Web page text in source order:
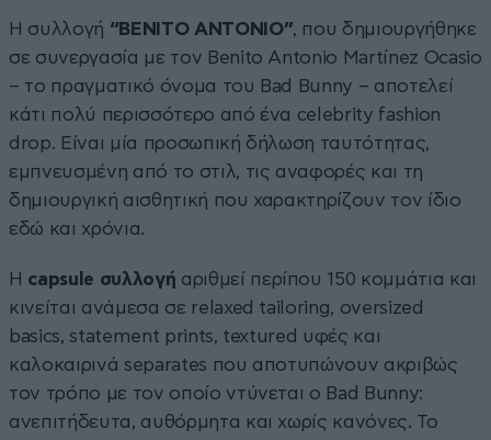
Η συλλογή “BENITO ANTONIO”, που δημιουργήθηκε
σε συνεργασία με τον Benito Antonio Martínez Ocasio
– το πραγματικό όνομα του Bad Bunny – αποτελεί
κάτι πολύ περισσότερο από ένα celebrity fashion
drop. Είναι μία προσωπική δήλωση ταυτότητας,
εμπνευσμένη από το στιλ, τις αναφορές και τη
δημιουργική αισθητική που χαρακτηρίζουν τον ίδιο
εδώ και χρόνια.
Η capsule συλλογή αριθμεί περίπου 150 κομμάτια και
κινείται ανάμεσα σε relaxed tailoring, oversized
basics, statement prints, textured υφές και
καλοκαιρινά separates που αποτυπώνουν ακριβώς
τον τρόπο με τον οποίο ντύνεται ο Bad Bunny:
ανεπιτήδευτα, αυθόρμητα και χωρίς κανόνες. Το